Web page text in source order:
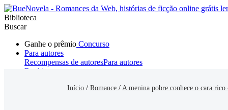
Biblioteca
Buscar
Ganhe o prêmio Concurso
Para autores
Recompensas de autoresPara autores
Ranking
Início / Romance / A menina pobre conhece o cara rico